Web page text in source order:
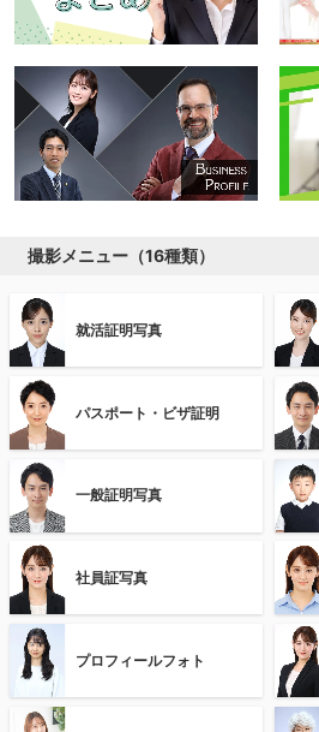
撮影メニュー（16種類）
就活証明写真
パスポート・ビザ証明
一般証明写真
社員証写真
プロフィールフォト